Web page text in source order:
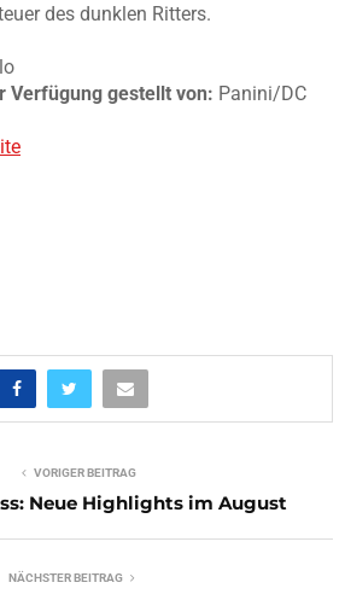
des dunklen Ritters.
Verfügung gestellt von: Panini/DC
VORIGER BEITRAG
Neue Highlights im August
NÄCHSTER BEITRAG